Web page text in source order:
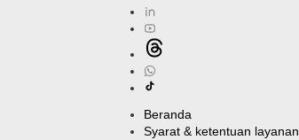
Beranda
Syarat & ketentuan layanan